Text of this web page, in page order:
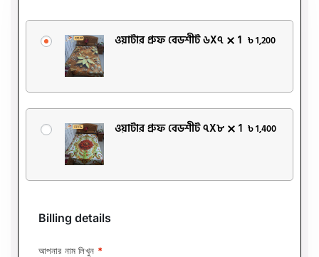
ওয়াটার প্রুফ বেডশীট ৬X৭ 1 ৳1,200
ওয়াটার প্রুফ বেডশীট ৭X৮ 1 ৳1,400
Billing details
আপনার নাম লিখুন *